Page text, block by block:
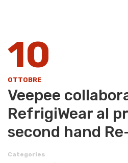
10
OTTOBRE
Veepee
RefrigiWear al
second hand
Categories